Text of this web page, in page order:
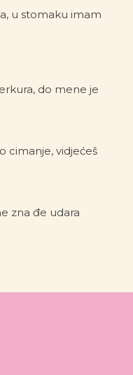
u stomaku imam
do mene je
cimanje, vidjećeš
zna đe udara